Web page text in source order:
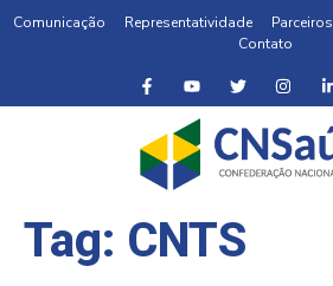
Comunicação Representatividade Parceiros
Contato
Tag: CNTS